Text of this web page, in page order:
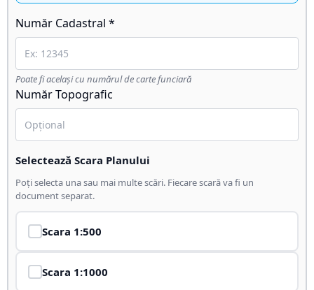
Număr Cadastral *
Poate fi același cu numărul de carte funciară
Număr Topografic
Selectează Scara Planului
Poți selecta una sau mai multe scări. Fiecare scară va fi un
document separat.
Scara 1:500
Scara 1:1000